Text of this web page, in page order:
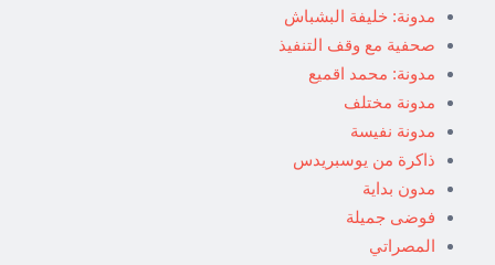
مدونة: خليفة البشباش
صحفية مع وقف التنفيذ
مدونة: محمد اقميع
مدونة مختلف
مدونة نفيسة
ذاكرة من يوسبريدس
مدون بداية
فوضى جميلة
المصراتي